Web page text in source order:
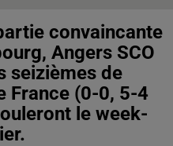
convaincante
Angers SCO
seizièmes de
France (0-0, 5-4
le week-